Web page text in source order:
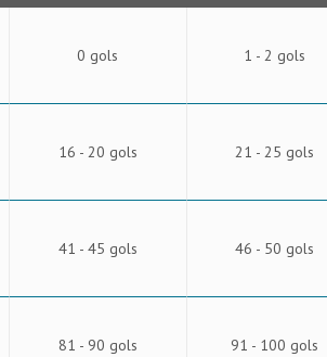
0 gols 1 - 2 gols
16 - 20 gols 21 - 25 gols
41 - 45 gols 46 - 50 gols
81 - 90 gols 91 - 100 gols